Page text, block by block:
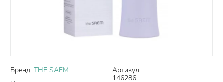
Бренд: THE SAEM
Артикул:
146286